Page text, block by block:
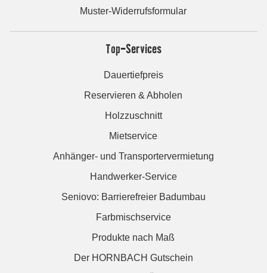
Muster-Widerrufsformular
Top-Services
Dauertiefpreis
Reservieren & Abholen
Holzzuschnitt
Mietservice
Anhänger- und Transportervermietung
Handwerker-Service
Seniovo: Barrierefreier Badumbau
Farbmischservice
Produkte nach Maß
Der HORNBACH Gutschein